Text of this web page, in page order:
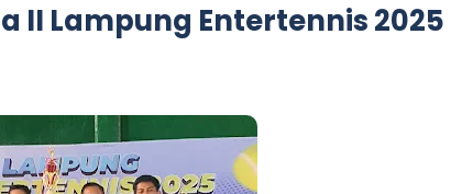
II Lampung Entertennis 2025